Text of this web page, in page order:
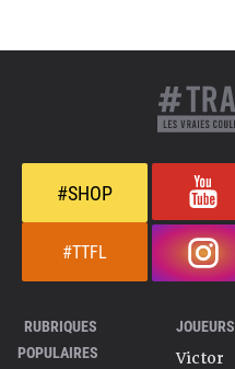
#SHOP
#TTFL
RUBRIQUES
POPULAIRES
JOUEURS
Victor